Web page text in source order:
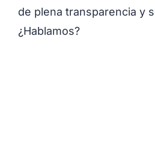
de plena transparencia y
¿Hablamos?